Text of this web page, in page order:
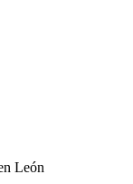
León